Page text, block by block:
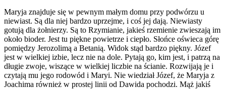
Maryja znajduje się w pewnym małym domu przy podwórzu u
niewiast. Są dla niej bardzo uprzejme, i coś jej dają. Niewiasty
gotują dla żołnierzy. Są to Rzymianie, jakieś rzemienie zwieszają im
około bioder. Jest tu piękne powietrze i ciepło. Słońce oświeca górę
pomiędzy Jerozolimą a Betanią. Widok stąd bardzo piękny. Józef
jest w wielkiej izbie, lecz nie na dole. Pytają go, kim jest, i patrzą na
długie zwoje, wiszące w wielkiej liczbie na ścianie. Rozwijają je i
czytają mu jego rodowód i Maryi. Nie wiedział Józef, że Maryja z
Joachima również w prostej linii od Dawida pochodzi. Mąż jakiś